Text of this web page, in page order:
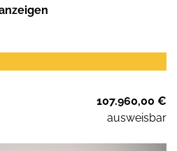
107.960,00 €
ausweisbar